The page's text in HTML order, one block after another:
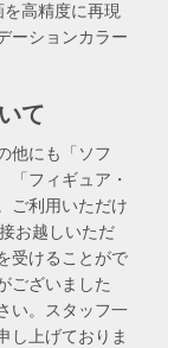
高精度に再現
ーションカラー
て
他にも「ソフ
「フィギュア・
ご利用いただけ
お越しいただ
受けることがで
ございました
い。スタッフ一
し上げておりま